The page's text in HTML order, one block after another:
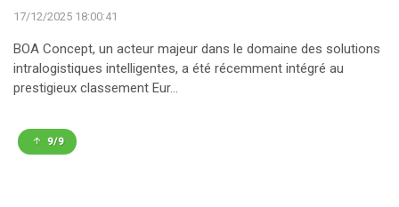
17/12/2025 18:00:41
BOA Concept, un acteur majeur dans le domaine des solutions
intralogistiques intelligentes, a été récemment intégré au
prestigieux classement Eur...
9/9